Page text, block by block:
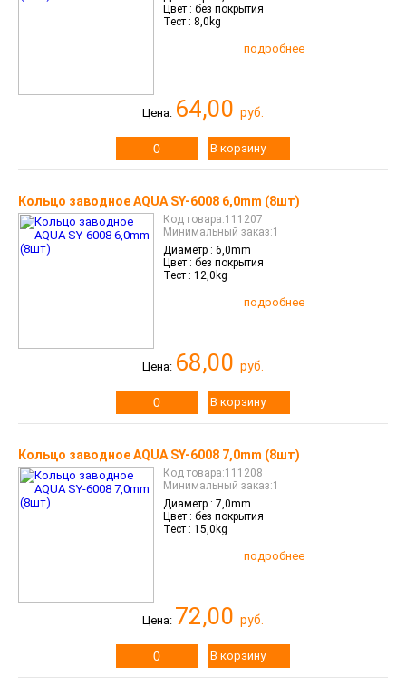
Цвет : без покрытия
Тест : 8,0kg
подробнее
Цена: 64,00 руб.
В корзину
Кольцо заводное AQUA SY-6008 6,0mm (8шт)
Код товара:111207
Минимальный заказ:1
Диаметр : 6,0mm
Цвет : без покрытия
Тест : 12,0kg
подробнее
Цена: 68,00 руб.
В корзину
Кольцо заводное AQUA SY-6008 7,0mm (8шт)
Код товара:111208
Минимальный заказ:1
Диаметр : 7,0mm
Цвет : без покрытия
Тест : 15,0kg
подробнее
Цена: 72,00 руб.
В корзину